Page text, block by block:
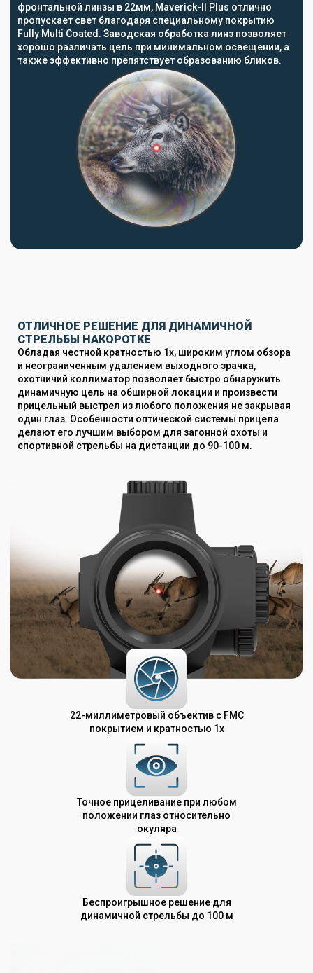
фронтальной линзы в 22мм, Maverick-II Plus отлично
пропускает свет благодаря специальному покрытию
Fully Multi Coated. Заводская обработка линз позволяет
хорошо различать цель при минимальном освещении, а
также эффективно препятствует образованию бликов.
ОТЛИЧНОЕ РЕШЕНИЕ ДЛЯ ДИНАМИЧНОЙ
СТРЕЛЬБЫ НАКОРОТКЕ
Обладая честной кратностью 1х, широким углом обзора
и неограниченным удалением выходного зрачка,
охотничий коллиматор позволяет быстро обнаружить
динамичную цель на обширной локации и произвести
прицельный выстрел из любого положения не закрывая
один глаз. Особенности оптической системы прицела
делают его лучшим выбором для загонной охоты и
спортивной стрельбы на дистанции до 90-100 м.
Точное прицеливание при любом
положении глаз относительно
окуляра
22-миллиметровый объектив с FMC
покрытием и кратностью 1х
Беспроигрышное решение для
динамичной стрельбы до 100 м